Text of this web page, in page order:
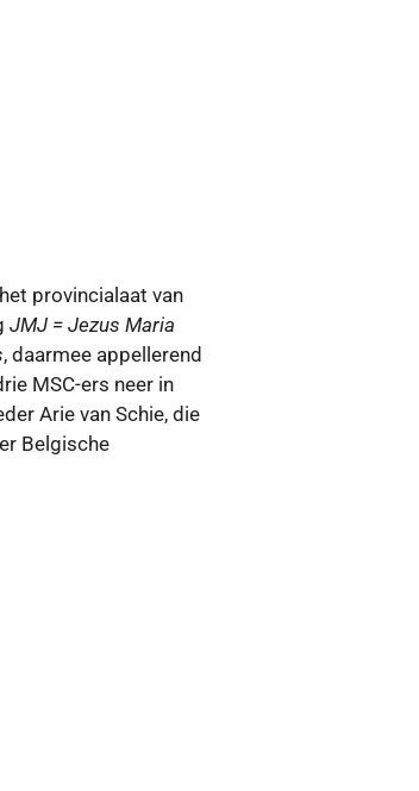
provincialaat van
JMJ = Jezus Maria
, daarmee appellerend
MSC-ers neer in
Arie van Schie, die
Belgische